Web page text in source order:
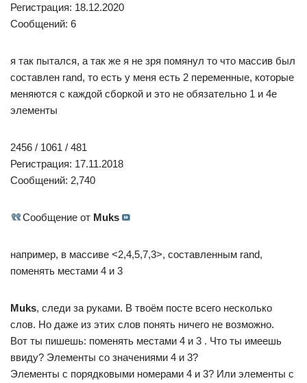
Регистрация: 18.12.2020
Сообщений: 6
я так пытался, а так же я не зря помянул то что массив был
составлен rand, то есть у меня есть 2 переменные, которые
меняются с каждой сборкой и это не обязательно 1 и 4е
элементы
2456 / 1061 / 481
Регистрация: 17.11.2018
Сообщений: 2,740
Сообщение от Muks
например, в массиве <2,4,5,7,3>, составленным rand,
поменять местами 4 и 3
Muks, следи за руками. В твоём посте всего несколько
слов. Но даже из этих слов понять ничего не возможно.
Вот ты пишешь: поменять местами 4 и 3 . Что ты имеешь
ввиду? Элементы со значениями 4 и 3?
Элементы с порядковыми номерами 4 и 3? Или элементы с